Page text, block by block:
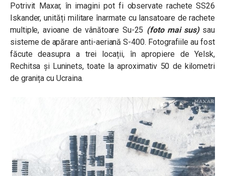
Potrivit Maxar, în imagini pot fi observaterachete SS26
Iskander,unități militare înarmate cu lansatoare de rachete
multiple, avioane de vânătoare Su-25 (foto mai sus)sau
sisteme de apărare anti-aeriană S-400. Fotografiile au fost
făcute deasupra a trei locații, în apropiere de Yelsk,
Rechitsa și Luninets,toate la aproximativ 50 de kilometri
de granița cu Ucraina.